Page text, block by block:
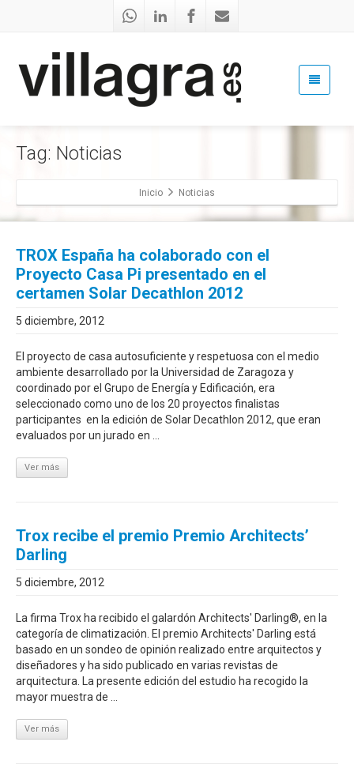
Tag: Noticias
Inicio Noticias
TROX España ha colaborado con el
Proyecto Casa Pi presentado en el
certamen Solar Decathlon 2012
5 diciembre, 2012
El proyecto de casa autosuficiente y respetuosa con el medio
ambiente desarrollado por la Universidad de Zaragoza y
coordinado por el Grupo de Energía y Edificación, era
seleccionado como uno de los 20 proyectos finalistas
participantes en la edición de Solar Decathlon 2012, que eran
evaluados por un jurado en ...
Ver más
Trox recibe el premio Premio Architects’
Darling
5 diciembre, 2012
La firma Trox ha recibido el galardón Architects' Darling®, en la
categoría de climatización. El premio Architects' Darling está
basado en un sondeo de opinión realizado entre arquitectos y
diseñadores y ha sido publicado en varias revistas de
arquitectura. La presente edición del estudio ha recogido la
mayor muestra de ...
Ver más